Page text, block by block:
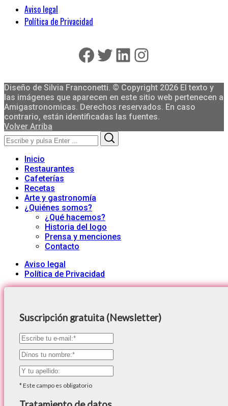
Aviso legal
Política de Privacidad
Facebook
Twitter
LinkedIn
Instagram
Diseño de Silvia Franconetti. © Copyright 2026 El texto y
las imágenes que aparecen en este sitio web pertenecen a
Amigastronomicas. Derechos reservados. En caso
contrario, están identificadas las fuentes.
Volver Arriba
Search
for:
Inicio
Restaurantes
Cafeterías
Recetas
Arte y gastronomía
¿Quiénes somos?
¿Qué hacemos?
Historia del logo
Prensa y menciones
Contacto
Aviso legal
Política de Privacidad
Suscripción gratuita (Newsletter)
*Este campo es obligatorio